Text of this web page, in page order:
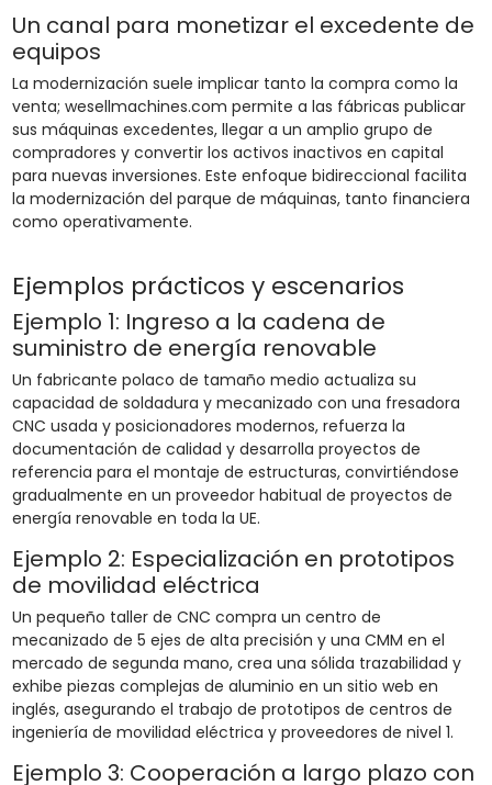
Un canal para monetizar el excedente de
equipos
La modernización suele implicar tanto la compra como la
venta; wesellmachines.com permite a las fábricas publicar
sus máquinas excedentes, llegar a un amplio grupo de
compradores y convertir los activos inactivos en capital
para nuevas inversiones. Este enfoque bidireccional facilita
la modernización del parque de máquinas, tanto financiera
como operativamente.
Ejemplos prácticos y escenarios
Ejemplo 1: Ingreso a la cadena de
suministro de energía renovable
Un fabricante polaco de tamaño medio actualiza su
capacidad de soldadura y mecanizado con una fresadora
CNC usada y posicionadores modernos, refuerza la
documentación de calidad y desarrolla proyectos de
referencia para el montaje de estructuras, convirtiéndose
gradualmente en un proveedor habitual de proyectos de
energía renovable en toda la UE.
Ejemplo 2: Especialización en prototipos
de movilidad eléctrica
Un pequeño taller de CNC compra un centro de
mecanizado de 5 ejes de alta precisión y una CMM en el
mercado de segunda mano, crea una sólida trazabilidad y
exhibe piezas complejas de aluminio en un sitio web en
inglés, asegurando el trabajo de prototipos de centros de
ingeniería de movilidad eléctrica y proveedores de nivel 1.
Ejemplo 3: Cooperación a largo plazo con